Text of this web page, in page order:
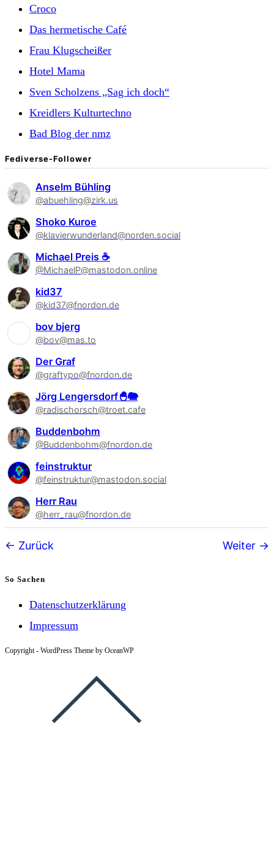
Croco
Das hermetische Café
Frau Klugscheißer
Hotel Mama
Sven Scholzens „Sag ich doch“
Kreidlers Kulturtechno
Bad Blog der nmz
Fediverse-Follower
Anselm Bühling
@abuehling@zirk.us
Shoko Kuroe
@klavierwunderland@norden.social
Michael Preis ☕
@MichaelP@mastodon.online
kid37
@kid37@fnordon.de
bov bjerg
@bov@mas.to
Der Graf
@graftypo@fnordon.de
Jörg Lengersdorf🐣🐘
@radischorsch@troet.cafe
Buddenbohm
@Buddenbohm@fnordon.de
feinstruktur
@feinstruktur@mastodon.social
Herr Rau
@herr_rau@fnordon.de
Follower-
Zurück Weiter
So Sachen
Datenschutzerklärung
Impressum
Copyright - WordPress Theme by OceanWP